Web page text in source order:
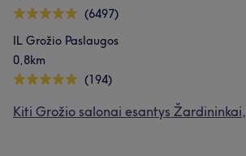
(6497)
IL Grožio Paslaugos
0,8km
(194)
Kiti Grožio salonai esantys